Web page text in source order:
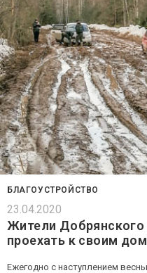
БЛАГОУСТРОЙСТВО
23.04.2020
Жители Добрянского
проехать к своим
Ежегодно с наступлением